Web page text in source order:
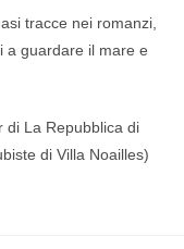
tracce nei romanzi,
a guardare il mare e
di La Repubblica di
di Villa Noailles)